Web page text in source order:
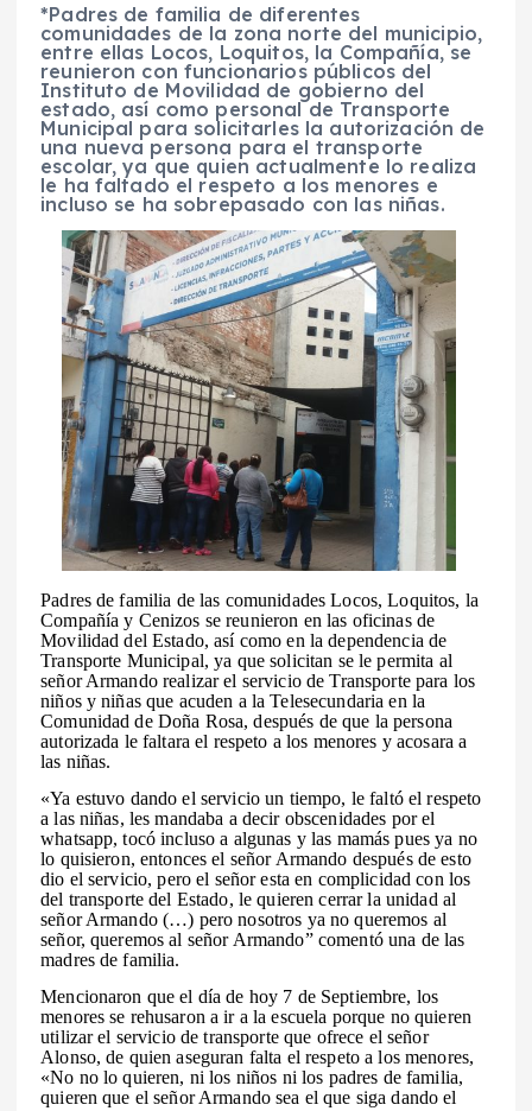
*Padres de familia de diferentes
comunidades de la zona norte del municipio,
entre ellas Locos, Loquitos, la Compañía, se
reunieron con funcionarios públicos del
Instituto de Movilidad de gobierno del
estado, así como personal de Transporte
Municipal para solicitarles la autorización de
una nueva persona para el transporte
escolar, ya que quien actualmente lo realiza
le ha faltado el respeto a los menores e
incluso se ha sobrepasado con las niñas.
Padres de familia de las comunidades Locos, Loquitos, la
Compañía y Cenizos se reunieron en las oficinas de
Movilidad del Estado, así como en la dependencia de
Transporte Municipal, ya que solicitan se le permita al
señor Armando realizar el servicio de Transporte para los
niños y niñas que acuden a la Telesecundaria en la
Comunidad de Doña Rosa, después de que la persona
autorizada le faltara el respeto a los menores y acosara a
las niñas.
«Ya estuvo dando el servicio un tiempo, le faltó el respeto
a las niñas, les mandaba a decir obscenidades por el
whatsapp, tocó incluso a algunas y las mamás pues ya no
lo quisieron, entonces el señor Armando después de esto
dio el servicio, pero el señor esta en complicidad con los
del transporte del Estado, le quieren cerrar la unidad al
señor Armando (…) pero nosotros ya no queremos al
señor, queremos al señor Armando” comentó una de las
madres de familia.
Mencionaron que el día de hoy 7 de Septiembre, los
menores se rehusaron a ir a la escuela porque no quieren
utilizar el servicio de transporte que ofrece el señor
Alonso, de quien aseguran falta el respeto a los menores,
«No no lo quieren, ni los niños ni los padres de familia,
quieren que el señor Armando sea el que siga dando el